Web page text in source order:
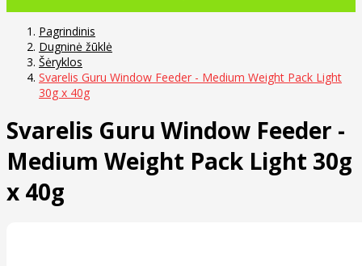
Pagrindinis
Dugninė žūklė
Šėryklos
Svarelis Guru Window Feeder - Medium Weight Pack Light
30g x 40g
Svarelis Guru Window Feeder -
Medium Weight Pack Light 30g
x 40g